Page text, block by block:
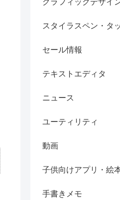
グラフィックデザイ
スタイラスペン・タ
セール情報
テキストエディタ
ニュース
ユーティリティ
動画
子供向けアプリ・絵
手書きメモ